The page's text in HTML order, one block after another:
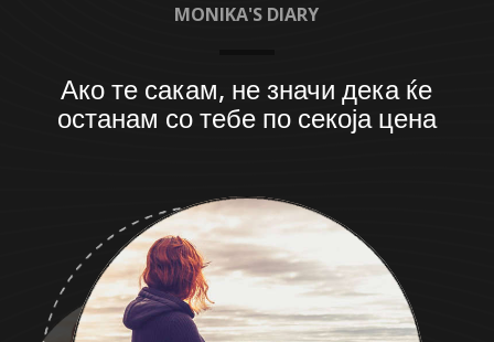
MONIKA'S DIARY
Ако те сакам, не значи дека ќе
останам со тебе по секоја цена